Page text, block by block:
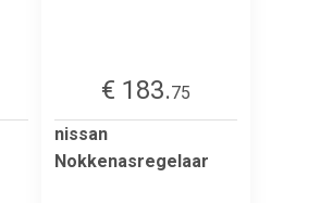
€ 183.75
nissan
Nokkenasregelaar